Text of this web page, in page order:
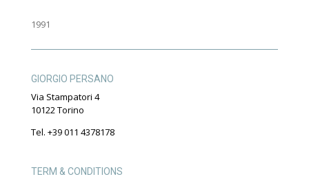
1991
GIORGIO PERSANO
Via Stampatori 4
10122 Torino
Tel. +39 011 4378178
TERM & CONDITIONS